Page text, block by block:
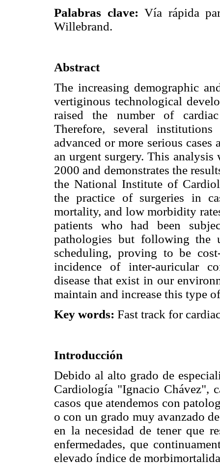
Palabras clave: Vía rápida
Willebrand.
Abstract
The increasing demographic
vertiginous technological
raised the number of
Therefore, several
advanced or more serious
an urgent surgery. This
2000 and demonstrates the
the National Institute of
the practice of surgeries in
mortality, and low morbidity
patients who had been
pathologies but following the
scheduling, proving to be
incidence of inter-auricular
disease that exist in our
maintain and increase this type
Key words: Fast track for
Introducción
Debido al alto grado de
Cardiología "Ignacio Chávez",
casos que atendemos con
o con un grado muy avanzado
en la necesidad de tener que
enfermedades, que
elevado índice de